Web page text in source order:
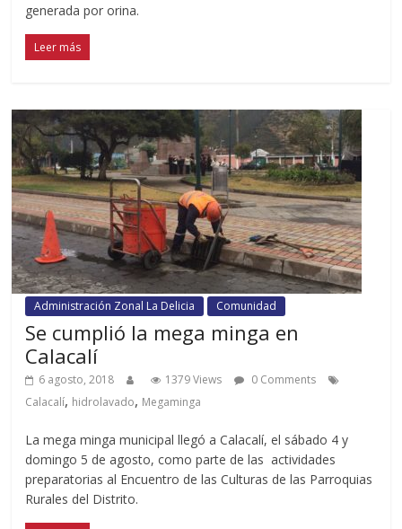
generada por orina.
Leer más
Administración Zonal La Delicia Comunidad
Se cumplió la mega minga en
Calacalí
6 agosto, 2018 1379 Views
0 Comments
Calacalí, hidrolavado, Megaminga
La mega minga municipal llegó a Calacalí, el sábado 4 y
domingo 5 de agosto, como parte de las actividades
preparatorias al Encuentro de las Culturas de las Parroquias
Rurales del Distrito.